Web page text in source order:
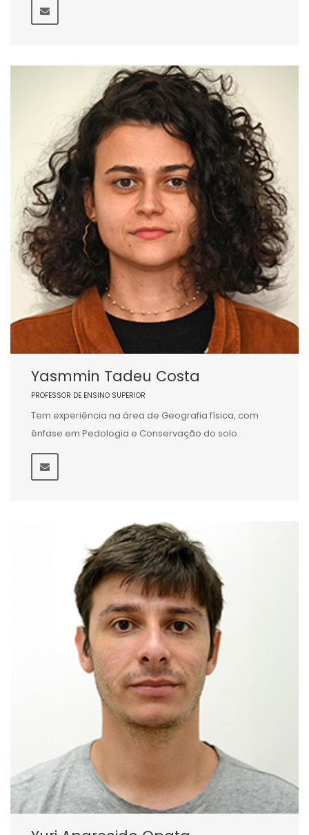
Yasmmin Tadeu Costa
PROFESSOR DE ENSINO SUPERIOR
Tem experiência na área de Geografia física, com
ênfase em Pedologia e Conservação do solo.